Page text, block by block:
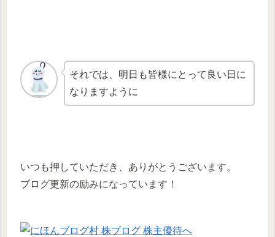
それでは、明日も皆様にとって良い日に
なりますように
いつも押していただき、ありがとうございます。
ブログ更新の励みになっています！